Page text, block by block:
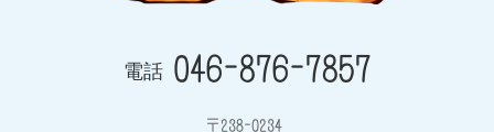
電話 046-876-7857
〒238-0234